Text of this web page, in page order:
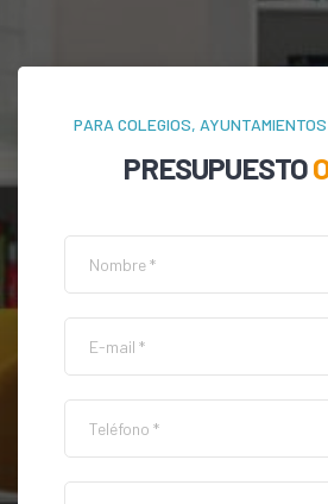
PARA COLEGIOS,
PRESUPUESTO